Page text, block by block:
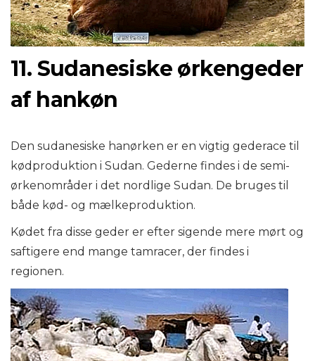
11. Sudanesiske ørkengeder
af hankøn
Den sudanesiske hanørken er en vigtig gederace til
kødproduktion i Sudan. Gederne findes i de semi-
ørkenområder i det nordlige Sudan. De bruges til
både kød- og mælkeproduktion.
Kødet fra disse geder er efter sigende mere mørt og
saftigere end mange tamracer, der findes i
regionen.